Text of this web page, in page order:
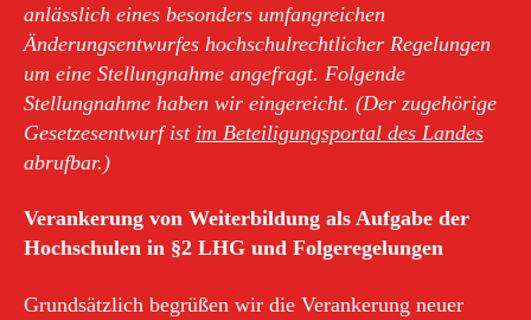
anlässlich eines besonders umfangreichen
Änderungsentwurfes hochschulrechtlicher Regelungen
um eine Stellungnahme angefragt. Folgende
Stellungnahme haben wir eingereicht. (Der zugehörige
Gesetzesentwurf ist im Beteiligungsportal des Landes
abrufbar.)
Verankerung von Weiterbildung als Aufgabe der
Hochschulen in §2 LHG und Folgeregelungen
Grundsätzlich begrüßen wir die Verankerung neuer